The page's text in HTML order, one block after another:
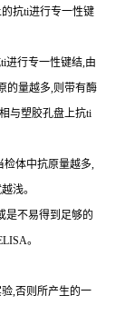
抗ti进行专一性键
ti进行专一性键结,由
的量越多,则带有酶
与塑胶孔盘上抗ti
检体中抗原量越多,
浅。
是不易得到足够的
。
,否则所产生的一